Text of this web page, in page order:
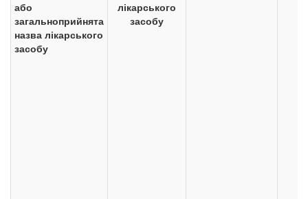
або
загальноприйнята
назва лікарського
засобу
лікарського
засобу